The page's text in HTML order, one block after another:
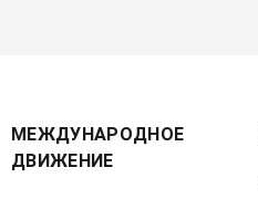
МЕЖДУНАРОДНОЕ
ДВИЖЕНИЕ